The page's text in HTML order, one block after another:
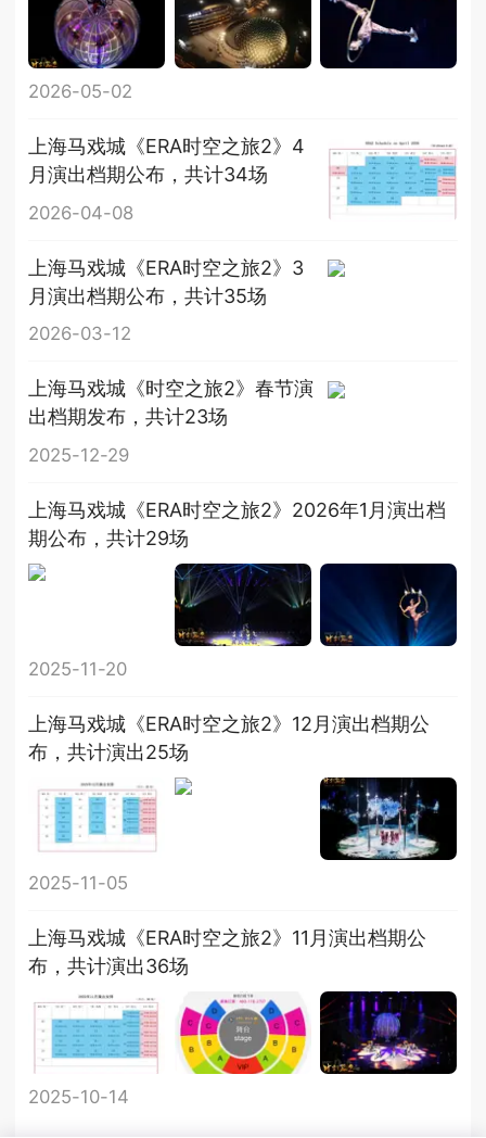
2026-05-02
上海马戏城《ERA时空之旅2》4
月演出档期公布，共计34场
2026-04-08
上海马戏城《ERA时空之旅2》3
月演出档期公布，共计35场
2026-03-12
上海马戏城《时空之旅2》春节演
出档期发布，共计23场
2025-12-29
上海马戏城《ERA时空之旅2》2026年1月演出档
期公布，共计29场
2025-11-20
上海马戏城《ERA时空之旅2》12月演出档期公
布，共计演出25场
2025-11-05
上海马戏城《ERA时空之旅2》11月演出档期公
布，共计演出36场
2025-10-14